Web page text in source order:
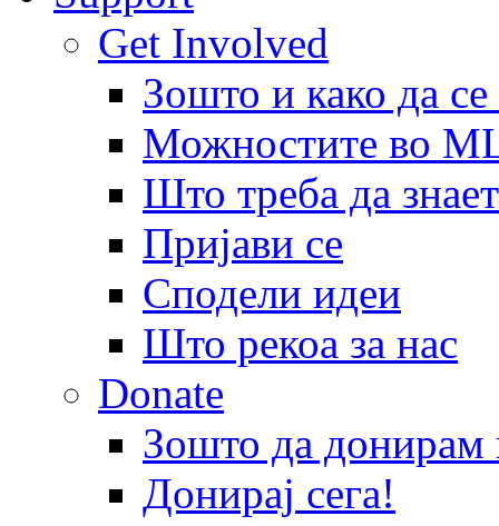
Get Involved
Зошто и како да
Можностите во
Што треба да
Пријави се
Сподели идеи
Што рекоа за нас
Donate
Зошто да
Донирај сега!